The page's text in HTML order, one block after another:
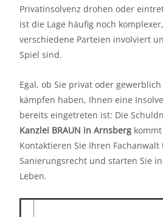
Privatinsolvenz drohen oder
ist die Lage häufig noch
verschiedene Parteien involviert
Spiel sind.
Egal, ob Sie privat oder
kämpfen haben, Ihnen eine
bereits eingetreten ist: Die
Kanzlei BRAUN in Arnsberg
Kontaktieren Sie Ihren
Sanierungsrecht und starten Sie
Leben.